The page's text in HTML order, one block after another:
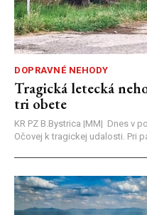
DOPRAVNÉ NEHODY
Tragická letecká
tri obete
KR PZ B.Bystrica |MM| Dnes v
Očovej k tragickej udalosti. Pri